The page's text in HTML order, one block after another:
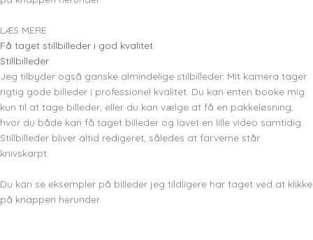
LÆS MERE
Få taget stillbilleder i god kvalitet
Stillbilleder
Jeg tilbyder også ganske almindelige stilbilleder. Mit kamera tager
rigtig gode billeder i professionel kvalitet. Du kan enten booke mig
kun til at tage billeder, eller du kan vælge at få en pakkeløsning,
hvor du både kan få taget billeder og lavet en lille video samtidig.
Stillbilleder bliver altid redigeret, således at farverne står
knivskarpt.
Du kan se eksempler på billeder jeg tildligere har taget ved at klikke
på knappen herunder.